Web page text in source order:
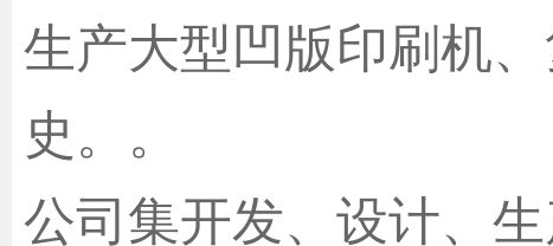
生产大型凹版印刷机
史。。
公司集开发、设计、